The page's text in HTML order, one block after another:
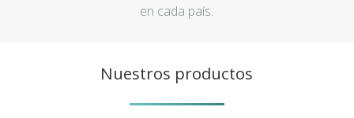
en cada país.
Nuestros productos